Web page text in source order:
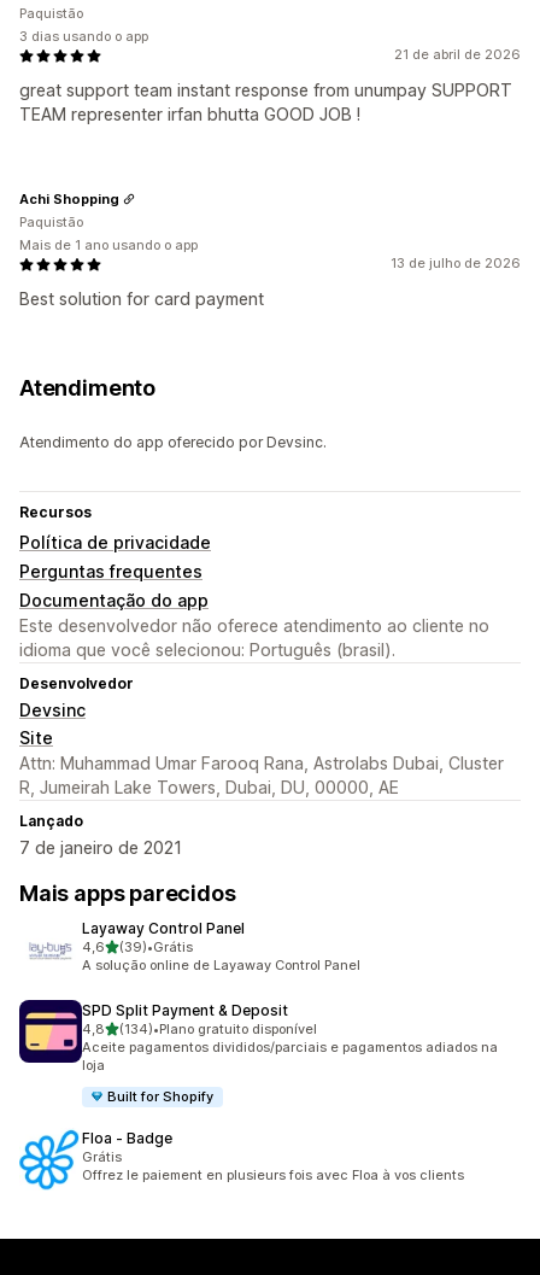
21 de abril de 2026
great support team instant response from unumpay SUPPORT
TEAM representer irfan bhutta GOOD JOB !
Paquistão
3 dias usando o app
13 de julho de 2026
Best solution for card payment
Achi Shopping
Paquistão
Mais de 1 ano usando o app
Atendimento
Atendimento do app oferecido por Devsinc.
Recursos
Política de privacidade
Perguntas frequentes
Documentação do app
Este desenvolvedor não oferece atendimento ao cliente no
idioma que você selecionou: Português (brasil).
Desenvolvedor
Devsinc
Site
Attn: Muhammad Umar Farooq Rana, Astrolabs Dubai, Cluster
R, Jumeirah Lake Towers, Dubai, DU, 00000, AE
Lançado
7 de janeiro de 2021
Mais apps parecidos
Layaway Control Panel
4,6de 5 estrelas
(39)
39 avaliações ao todo
•Grátis
A solução online de Layaway Control Panel
SPD Split Payment & Deposit
4,8de 5 estrelas
(134)
134 avaliações ao todo
•Plano gratuito disponível
Aceite pagamentos divididos/parciais e pagamentos adiados na
loja
Built for Shopify
Floa ‑ Badge
Grátis
Offrez le paiement en plusieurs fois avec Floa à vos clients